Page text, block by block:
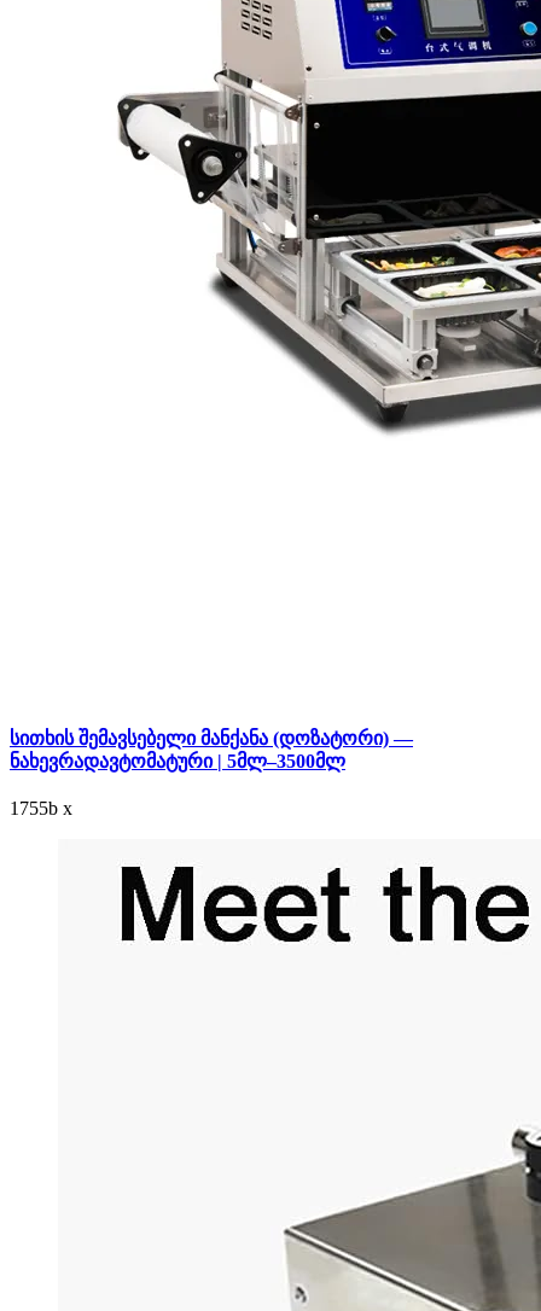
სითხის შემავსებელი მანქანა (დოზატორი) —
ნახევრადავტომატური | 5მლ–3500მლ
1755b x